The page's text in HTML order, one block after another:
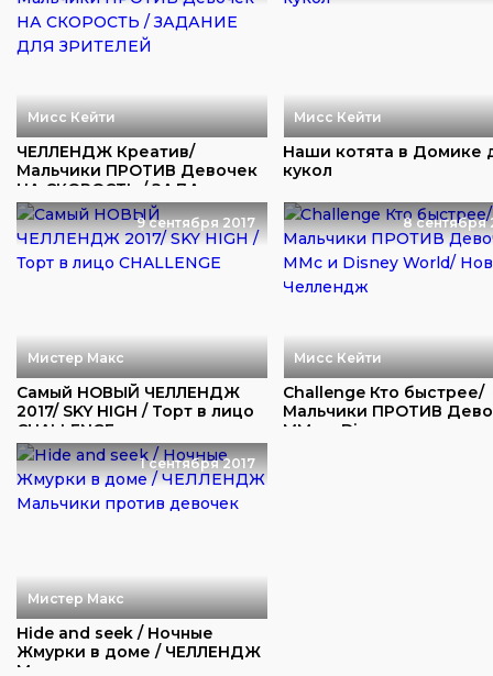
Мисс Кейти
ЧЕЛЛЕНДЖ Креатив/
Мальчики ПРОТИВ Девочек
НА СКОРОСТЬ / ЗАДА...
Мисс Кейти
Наши котята в Домике
кукол
9 сентября 2017
Мистер Макс
Самый НОВЫЙ ЧЕЛЛЕНДЖ
2017/ SKY HIGH / Торт в лицо
CHALLENGE
8 сентября
Мисс Кейти
Challenge Кто быстрее/
Мальчики ПРОТИВ
ММс и Disney...
1 сентября 2017
Мистер Макс
Hide and seek / Ночные
Жмурки в доме / ЧЕЛЛЕНДЖ
Мальчики про...